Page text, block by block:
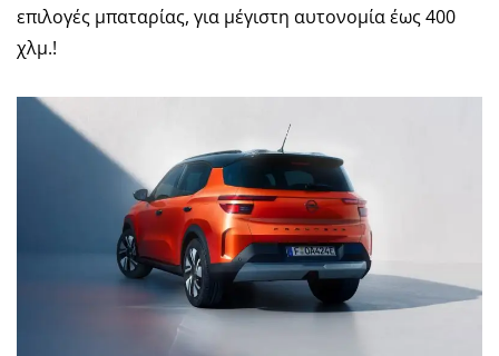
επιλογές μπαταρίας, για μέγιστη αυτονομία έως 400
χλμ.!